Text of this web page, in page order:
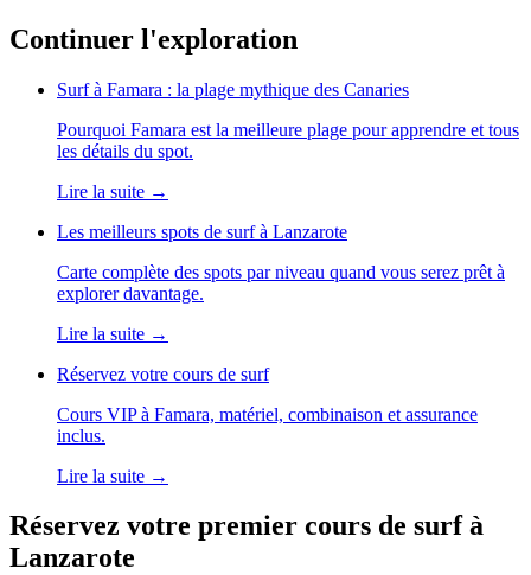
Continuer l'exploration
Surf à Famara : la plage mythique des Canaries
Pourquoi Famara est la meilleure plage pour apprendre et tous
les détails du spot.
Lire la suite →
Les meilleurs spots de surf à Lanzarote
Carte complète des spots par niveau quand vous serez prêt à
explorer davantage.
Lire la suite →
Réservez votre cours de surf
Cours VIP à Famara, matériel, combinaison et assurance
inclus.
Lire la suite →
Réservez votre premier cours de surf à
Lanzarote